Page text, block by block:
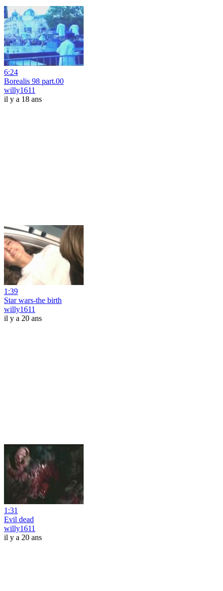
6:24
Borealis 98 part.00
willy1611
il y a 18 ans
1:39
Star wars-the birth
willy1611
il y a 20 ans
1:31
Evil dead
willy1611
il y a 20 ans